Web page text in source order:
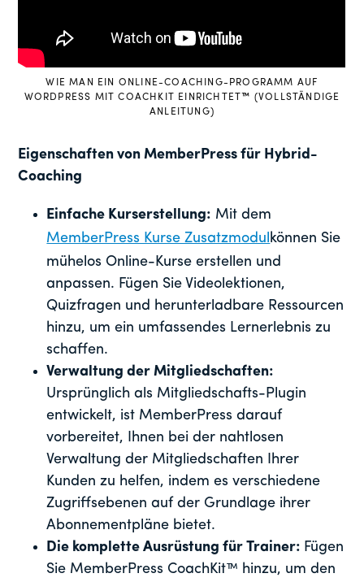
WIE MAN EIN ONLINE-COACHING-PROGRAMM AUF
WORDPRESS MIT COACHKIT EINRICHTET
™ (VOLLSTÄNDIGE
ANLEITUNG)
Eigenschaften von MemberPress für Hybrid-
Coaching
Einfache Kurserstellung: Mit dem
MemberPress Kurse Zusatzmodul können Sie
mühelos Online-Kurse erstellen und
anpassen. Fügen Sie Videolektionen,
Quizfragen und herunterladbare Ressourcen
hinzu, um ein umfassendes Lernerlebnis zu
schaffen.
Verwaltung der Mitgliedschaften:
Ursprünglich als Mitgliedschafts-Plugin
entwickelt, ist MemberPress darauf
vorbereitet, Ihnen bei der nahtlosen
Verwaltung der Mitgliedschaften Ihrer
Kunden zu helfen, indem es verschiedene
Zugriffsebenen auf der Grundlage ihrer
Abonnementpläne bietet.
Die komplette Ausrüstung für Trainer: Fügen
Sie MemberPress CoachKit™ hinzu, um den